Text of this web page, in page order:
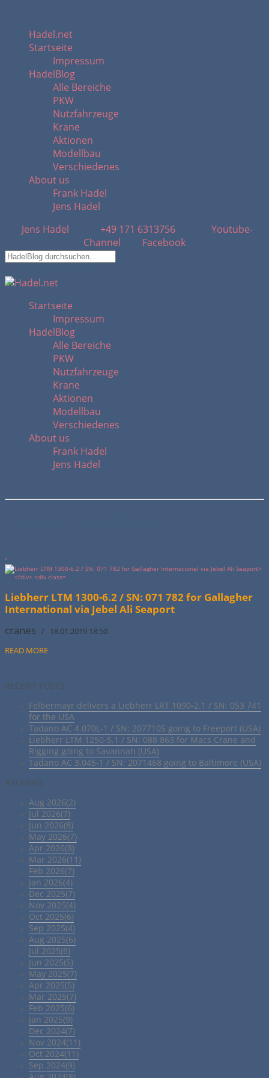
Hadel.net
Startseite
Impressum
HadelBlog
Alle Bereiche
PKW
Nutzfahrzeuge
Krane
Aktionen
Modellbau
Verschiedenes
About us
Frank Hadel
Jens Hadel
Jens Hadel
+49 171 6313756
Youtube-
Channel
Facebook
Startseite
Impressum
HadelBlog
Alle Bereiche
PKW
Nutzfahrzeuge
Krane
Aktionen
Modellbau
Verschiedenes
About us
Frank Hadel
Jens Hadel
"
Liebherr LTM 1300-6.2 / SN: 071 782 for Gallagher
International via Jebel Ali Seaport
cranes / 18.01.2019 18:50
READ MORE
RECENT POSTS
Felbermayr delivers a Liebherr LRT 1090-2.1 / SN: 053 741
for the USA
Tadano AC 4.070L-1 / SN: 2077105 going to Freeport (USA)
Liebherr LTM 1250-5.1 / SN: 088 863 for Macs Crane and
Rigging going to Savannah (USA)
Tadano AC 3.045-1 / SN: 2071468 going to Baltimore (USA)
ARCHIVES
Aug 2026(2)
Jul 2026(7)
Jun 2026(8)
May 2026(7)
Apr 2026(8)
Mar 2026(11)
Feb 2026(7)
Jan 2026(4)
Dec 2025(7)
Nov 2025(4)
Oct 2025(6)
Sep 2025(4)
Aug 2025(6)
Jul 2025(6)
Jun 2025(5)
May 2025(7)
Apr 2025(5)
Mar 2025(7)
Feb 2025(6)
Jan 2025(9)
Dec 2024(7)
Nov 2024(11)
Oct 2024(11)
Sep 2024(9)